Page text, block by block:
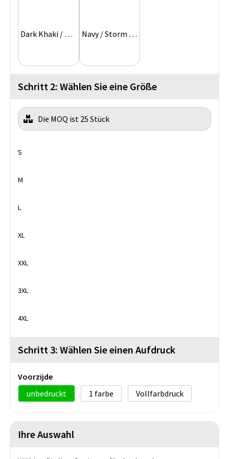
Dark Khaki / Storm Grey Navy / Storm Grey
Schritt 2: Wählen Sie eine Größe
Die MOQ ist 25 Stück
S
M
L
XL
XXL
3XL
4XL
Schritt 3: Wählen Sie einen Aufdruck
Voorzijde
unbedruckt
1 Vollfarbdruck
Ihre Auswahl